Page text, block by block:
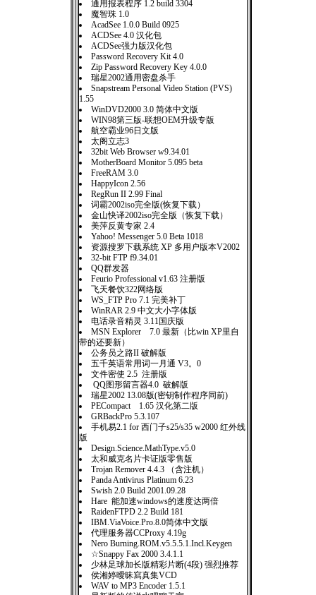
通用报表程序 1.2 build 3304
魔智珠 1.0
AcadSee 1.0.0 Build 0925
ACDSee 4.0 汉化包
ACDSee强力版汉化包
Password Recovery Kit 4.0
Zip Password Recovery Key 4.0.0
瑞星2002通用密盘杀手
Snapstream Personal Video Station (PVS)
1.55
WinDVD2000 3.0 简体中文版
WIN98第三版-联想OEM升级专版
航空霸业96日文版
太阁立志3
32bit Web Browser w9.34.01
MotherBoard Monitor 5.095 beta
FreeRAM 3.0
HappyIcon 2.56
RegRun II 2.99 Final
词霸2002iso完全版(恢复下载）
金山快译2002iso完全版（恢复下载）
美萍反黄专家 2.4
Yahoo! Messenger 5.0 Beta 1018
资源搜罗下载系统 XP 多用户版本V2002
32-bit FTP f9.34.01
QQ群发器
Feurio Professional v1.63 注册版
飞天餐饮322网络版
WS_FTP Pro 7.1 完美补丁
WinRAR 2.9 中文大小字体版
电话录音精灵 3.11国庆版
MSN Explorer 7.0 最新（比win XP里自
带的还要新）
公务员之路II 破解版
五千英语常用词一月通 V3。0
文件密使 2.5 注册版
QQ图形留言器4.0 破解版
瑞星2002 13.08版(密钥制作程序同前)
PECompact 1.65 汉化第二版
GRBackPro 5.3.107
手机易2.1 for 西门子s25/s35 w2000 红外线
版
Design.Science.MathType.v5.0
太和威克名片卡证版零售版
Trojan Remover 4.4.3 （含注机）
Panda Antivirus Platinum 6.23
Swish 2.0 Build 2001.09.28
Hare 能加速windows的速度达两倍
RaidenFTPD 2.2 Build 181
IBM.ViaVoice.Pro.8.0简体中文版
代理服务器CCProxy 4.19g
Nero Burning.ROM.v5.5.5.1.Incl.Keygen
☆Snappy Fax 2000 3.4.1.1
少林足球加长版精彩片断(4段) 强烈推荐
侯湘婷曖昧寫真集VCD
WAV to MP3 Encoder 1.5.1